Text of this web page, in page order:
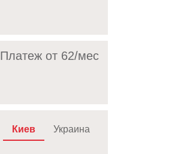
Платеж от 62/мec
Киев Украина